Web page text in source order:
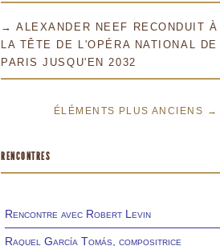
→ ALEXANDER NEEF RECONDUIT À
LA TÊTE DE L'OPÉRA NATIONAL DE
PARIS JUSQU'EN 2032
ÉLÉMENTS PLUS ANCIENS →
RENCONTRES
Rencontre avec Robert Levin
Raquel García Tomás, compositrice